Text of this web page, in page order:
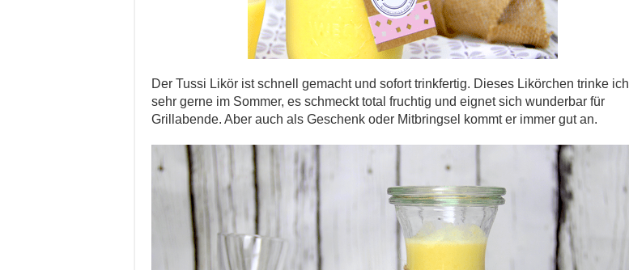
Der Tussi Likör ist schnell gemacht und sofort trinkfertig. Dieses Likörchen trinke ich
sehr gerne im Sommer, es schmeckt total fruchtig und eignet sich wunderbar für
Grillabende. Aber auch als Geschenk oder Mitbringsel kommt er immer gut an.